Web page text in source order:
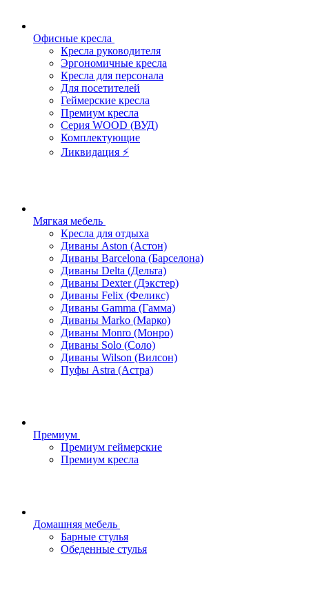
Офисные кресла
Кресла руководителя
Эргономичные кресла
Кресла для персонала
Для посетителей
Геймерские кресла
Премиум кресла
Серия WOOD (ВУД)
Комплектующие
Ликвидация ⚡
Мягкая мебель
Кресла для отдыха
Диваны Aston (Астон)
Диваны Barcelona (Барселона)
Диваны Delta (Дельта)
Диваны Dexter (Дэкстер)
Диваны Felix (Феликс)
Диваны Gamma (Гамма)
Диваны Marko (Марко)
Диваны Monro (Монро)
Диваны Solo (Соло)
Диваны Wilson (Вилсон)
Пуфы Astra (Астра)
Премиум
Премиум геймерские
Премиум кресла
Домашняя мебель
Барные стулья
Обеденные стулья